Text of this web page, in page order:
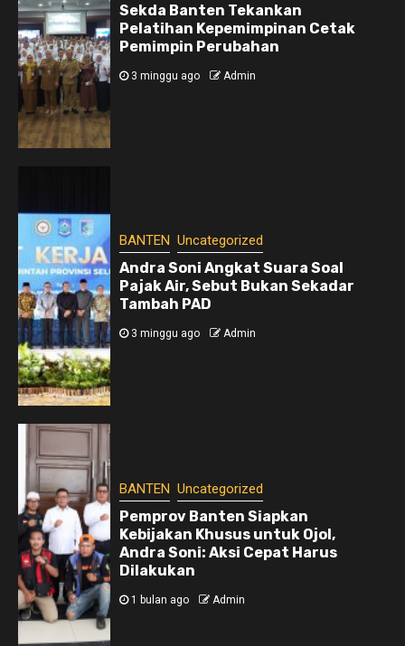
Sekda Banten Tekankan
Pelatihan Kepemimpinan Cetak
Pemimpin Perubahan
3 minggu ago Admin
BANTEN Uncategorized
Andra Soni Angkat Suara Soal
Pajak Air, Sebut Bukan Sekadar
Tambah PAD
3 minggu ago Admin
BANTEN Uncategorized
Pemprov Banten Siapkan
Kebijakan Khusus untuk Ojol,
Andra Soni: Aksi Cepat Harus
Dilakukan
1 bulan ago Admin